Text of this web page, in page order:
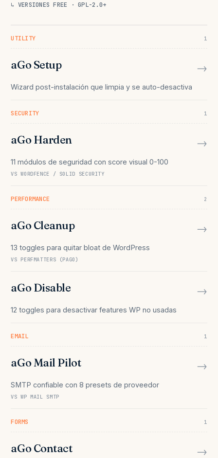
↳ VERSIONES FREE · GPL-2.0+
UTILITY 1
aGo Setup
Wizard post-instalación que limpia y se auto-desactiva
→
SECURITY 1
aGo Harden
11 módulos de seguridad con score visual 0-100
VS WORDFENCE / SOLID SECURITY
→
PERFORMANCE 2
aGo Cleanup
13 toggles para quitar bloat de WordPress
VS PERFMATTERS (PAGO)
→
aGo Disable
12 toggles para desactivar features WP no usadas
→
EMAIL 1
aGo Mail Pilot
SMTP confiable con 8 presets de proveedor
VS WP MAIL SMTP
→
FORMS 1
aGo Contact →